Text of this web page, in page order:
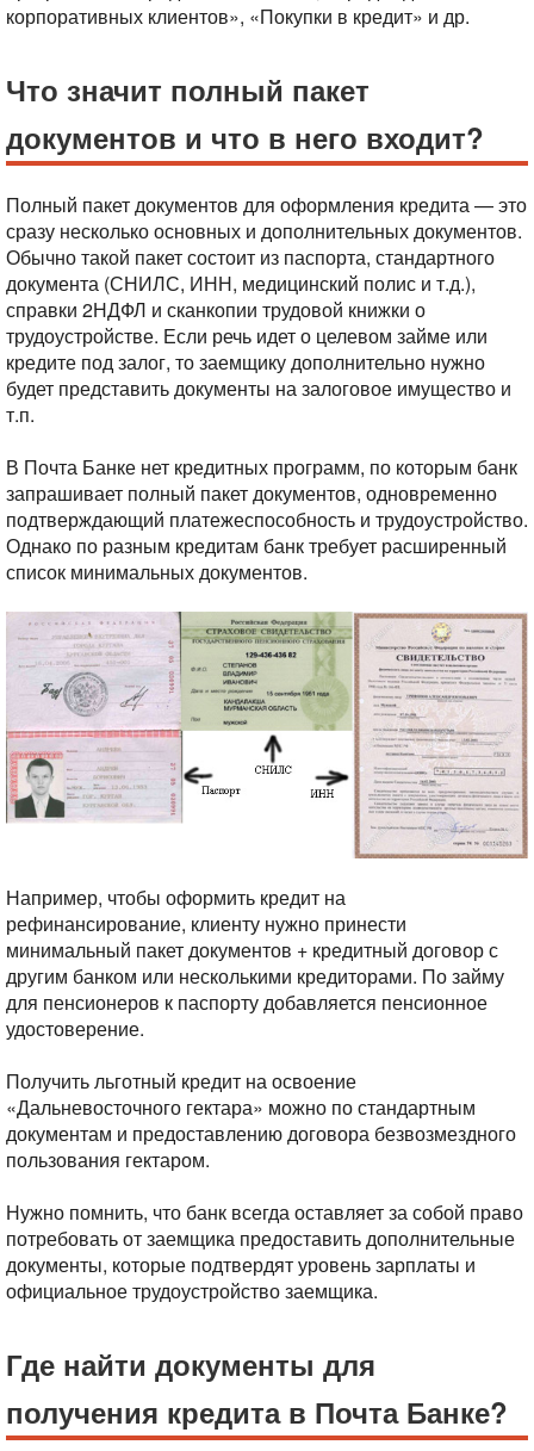
корпоративных клиентов», «Покупки в кредит» и др.
Что значит полный пакет
документов и что в него входит?
Полный пакет документов для оформления кредита — это
сразу несколько основных и дополнительных документов.
Обычно такой пакет состоит из паспорта, стандартного
документа (СНИЛС, ИНН, медицинский полис и т.д.),
справки 2НДФЛ и сканкопии трудовой книжки о
трудоустройстве. Если речь идет о целевом займе или
кредите под залог, то заемщику дополнительно нужно
будет представить документы на залоговое имущество и
т.п.
В Почта Банке нет кредитных программ, по которым банк
запрашивает полный пакет документов, одновременно
подтверждающий платежеспособность и трудоустройство.
Однако по разным кредитам банк требует расширенный
список минимальных документов.
Например, чтобы оформить кредит на
рефинансирование, клиенту нужно принести
минимальный пакет документов + кредитный договор с
другим банком или несколькими кредиторами. По займу
для пенсионеров к паспорту добавляется пенсионное
удостоверение.
Получить льготный кредит на освоение
«Дальневосточного гектара» можно по стандартным
документам и предоставлению договора безвозмездного
пользования гектаром.
Нужно помнить, что банк всегда оставляет за собой право
потребовать от заемщика предоставить дополнительные
документы, которые подтвердят уровень зарплаты и
официальное трудоустройство заемщика.
Где найти документы для
получения кредита в Почта Банке?